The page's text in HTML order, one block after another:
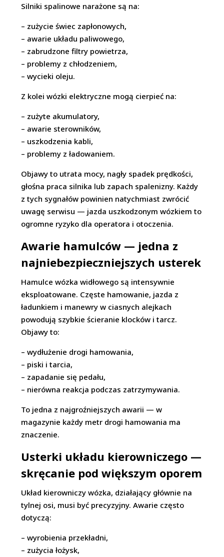
Silniki spalinowe narażone są na:
– zużycie świec zapłonowych,
– awarie układu paliwowego,
– zabrudzone filtry powietrza,
– problemy z chłodzeniem,
– wycieki oleju.
Z kolei wózki elektryczne mogą cierpieć na:
– zużyte akumulatory,
– awarie sterowników,
– uszkodzenia kabli,
– problemy z ładowaniem.
Objawy to utrata mocy, nagły spadek prędkości,
głośna praca silnika lub zapach spalenizny. Każdy
z tych sygnałów powinien natychmiast zwrócić
uwagę serwisu — jazda uszkodzonym wózkiem to
ogromne ryzyko dla operatora i otoczenia.
Awarie hamulców — jedna z
najniebezpieczniejszych usterek
Hamulce wózka widłowego są intensywnie
eksploatowane. Częste hamowanie, jazda z
ładunkiem i manewry w ciasnych alejkach
powodują szybkie ścieranie klocków i tarcz.
Objawy to:
– wydłużenie drogi hamowania,
– piski i tarcia,
– zapadanie się pedału,
– nierówna reakcja podczas zatrzymywania.
To jedna z najgroźniejszych awarii — w
magazynie każdy metr drogi hamowania ma
znaczenie.
Usterki układu kierowniczego —
skręcanie pod większym oporem
Układ kierowniczy wózka, działający głównie na
tylnej osi, musi być precyzyjny. Awarie często
dotyczą:
– wyrobienia przekładni,
– zużycia łożysk,